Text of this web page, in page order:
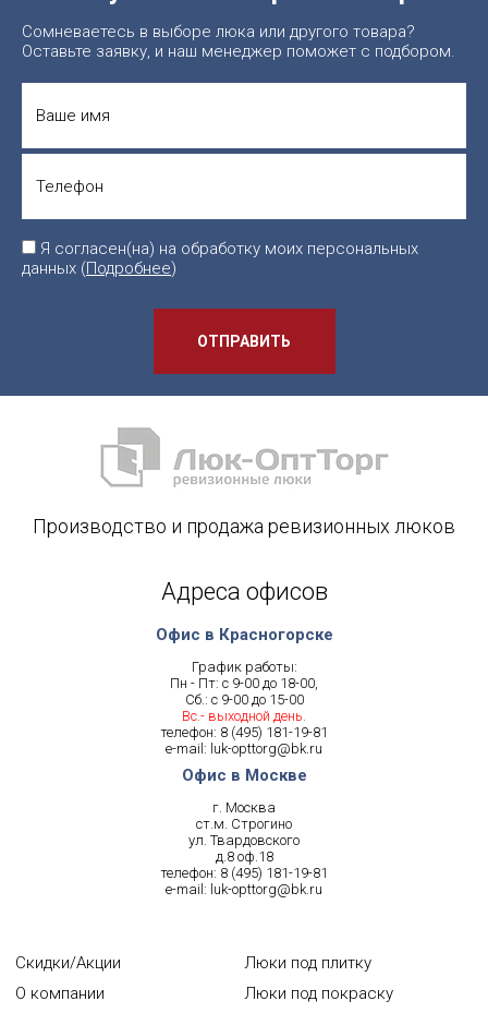
Сомневаетесь в выборе люка или другого товара?
Оставьте заявку, и наш менеджер поможет с подбором.
Я согласен(на) на обработку моих персональных
данных (Подробнее)
ОТПРАВИТЬ
Производство и продажа ревизионных люков
Адреса офисов
Офис в Красногорске
График работы:
Пн - Пт: с 9-00 до 18-00,
Сб.: с 9-00 до 15-00
Вс.- выходной день.
телефон: 8 (495) 181-19-81
e-mail: luk-opttorg@bk.ru
Офис в Москве
г. Москва
ст.м. Строгино
ул. Твардовского
д.8 оф.18
телефон: 8 (495) 181-19-81
e-mail: luk-opttorg@bk.ru
Скидки/Акции
О компании
Люки под плитку
Люки под покраску